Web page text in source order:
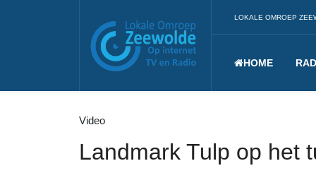
LOKALE OMROEP
HOME
Video
Landmark Tulp op het